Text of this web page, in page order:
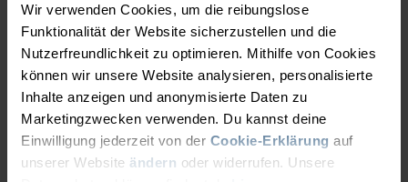
Wir verwenden Cookies, um die reibungslose
Funktionalität der Website sicherzustellen und die
Nutzerfreundlichkeit zu optimieren. Mithilfe von Cookies
können wir unsere Website analysieren, personalisierte
Inhalte anzeigen und anonymisierte Daten zu
Marketingzwecken verwenden. Du kannst deine
Einwilligung jederzeit von der Cookie-Erklärung auf
unserer Website ändern oder widerrufen. Unsere
DETAILS, DIE DEN
UNTERSCHIED MACHEN